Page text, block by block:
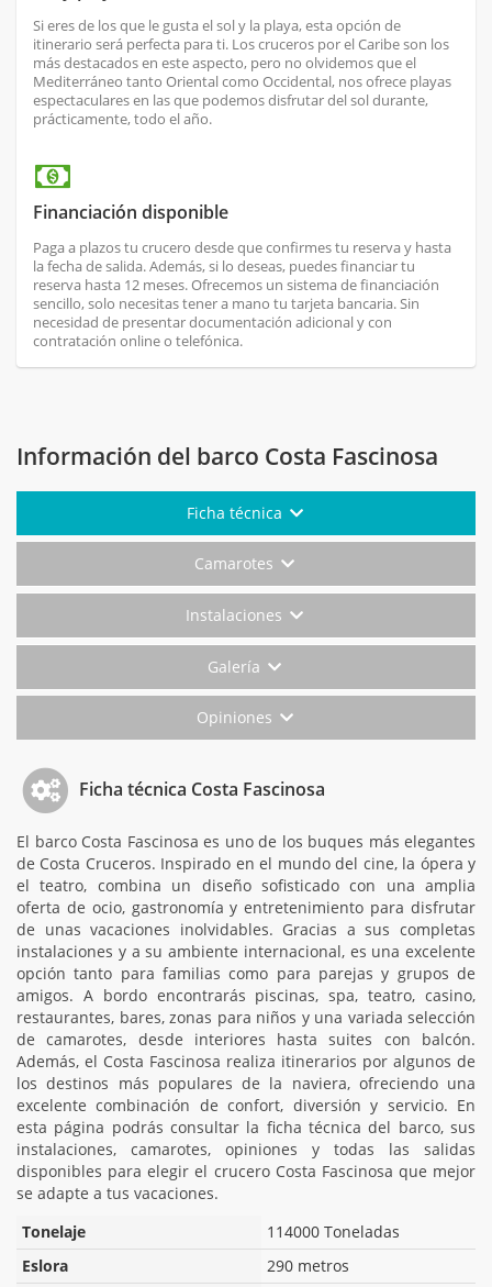
Si eres de los que le gusta el sol y la playa, esta opción de
itinerario será perfecta para ti. Los cruceros por el Caribe son los
más destacados en este aspecto, pero no olvidemos que el
Mediterráneo tanto Oriental como Occidental, nos ofrece playas
espectaculares en las que podemos disfrutar del sol durante,
prácticamente, todo el año.
Financiación disponible
Paga a plazos tu crucero desde que confirmes tu reserva y hasta
la fecha de salida. Además, si lo deseas, puedes financiar tu
reserva hasta 12 meses. Ofrecemos un sistema de financiación
sencillo, solo necesitas tener a mano tu tarjeta bancaria. Sin
necesidad de presentar documentación adicional y con
contratación online o telefónica.
Información del barco Costa Fascinosa
Ficha técnica
Camarotes
Instalaciones
Galería
Opiniones
Ficha técnica Costa Fascinosa
El barco Costa Fascinosa es uno de los buques más elegantes
de Costa Cruceros. Inspirado en el mundo del cine, la ópera y
el teatro, combina un diseño sofisticado con una amplia
oferta de ocio, gastronomía y entretenimiento para disfrutar
de unas vacaciones inolvidables. Gracias a sus completas
instalaciones y a su ambiente internacional, es una excelente
opción tanto para familias como para parejas y grupos de
amigos. A bordo encontrarás piscinas, spa, teatro, casino,
restaurantes, bares, zonas para niños y una variada selección
de camarotes, desde interiores hasta suites con balcón.
Además, el Costa Fascinosa realiza itinerarios por algunos de
los destinos más populares de la naviera, ofreciendo una
excelente combinación de confort, diversión y servicio. En
esta página podrás consultar la ficha técnica del barco, sus
instalaciones, camarotes, opiniones y todas las salidas
disponibles para elegir el crucero Costa Fascinosa que mejor
se adapte a tus vacaciones.
Tonelaje
114000 Toneladas
Eslora
290 metros